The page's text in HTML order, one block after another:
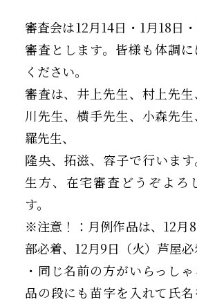
審査会は12月14日・1月18日
審査とします。皆様も体調
ください。
審査は、井上先生、村上先
川先生、横手先生、小森先
羅先生、
隆央、拓滋、容子で行いま
生方、在宅審査どうぞよろ
す。
※注意！：月例作品は、12月
部必着、12月9日（火）芦屋必
・同じ名前の方がいらっし
品の段にも苗字を入れて氏